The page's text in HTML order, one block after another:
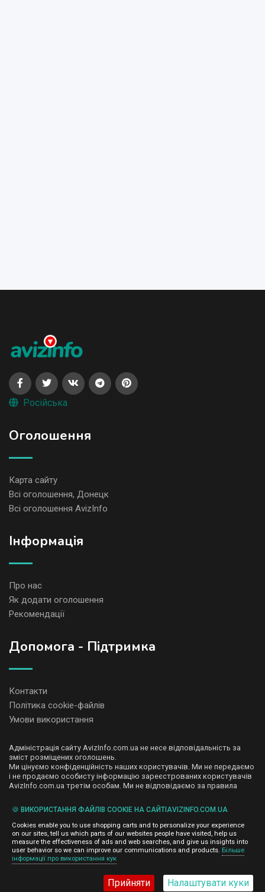
Російська
Оголошення
Карта сайту
Всі оголошення, Донецк
Всі оголошення AvizInfo
Iнформація
Про нас
Як додати оголошення
Рекомендації
Допомога - Підтримка
Контакти
Політика cookie-файлів
Умови використання
Адміністрація сайту AvizInfo.com.ua не несе відповідальність за
зміст розміщених оголошень.
Ми цінуємо конфіденційність наших користувачів. Ми не передаємо
і не продаємо особисту інформацію зареєстрованих користувачів
AvizInfo.com.ua третім особам. Ми не відповідаємо за правила
деяких сторінках нашого сайту представлена реклама Google
Adsense Advertising Network. Щоб дізнатися детальніше про
правила конфіденційності Googleнатисніть тут.
©2008-2026,AvizInfo.com.ua
🍪 ВИКОРИСТАННЯ ФАЙЛІВ COOKIE НА САЙТІAVIZINFO.COM.UA
Cookies enable you to use shopping carts and to personalize your experience
on our sites, tell us which parts of our websites people have visited, help us
measure the effectiveness of ads and web searches, and give us insights into
user behavior so we can improve our communications and products. Більше
інформації про використання кук
Прийняти Налаштувати куки